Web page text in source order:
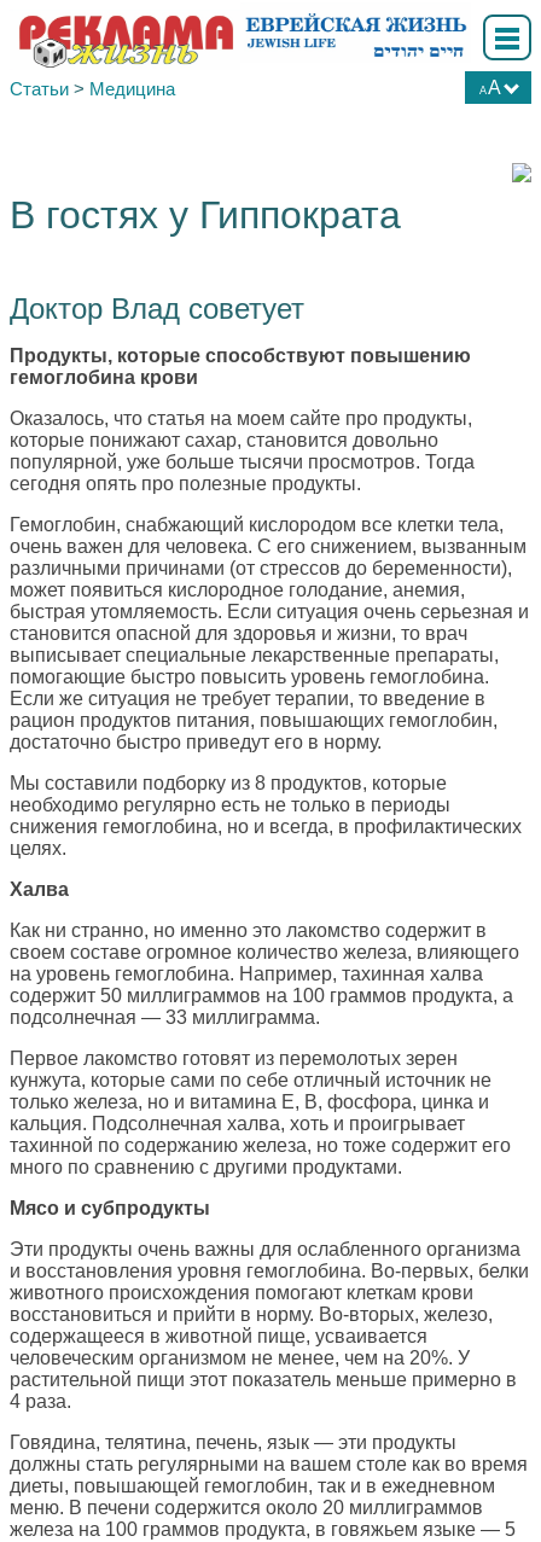
AA
Статьи > Медицина
В гостях у Гиппократа
Доктор Влад советует
Продукты, которые способствуют повышению
гемоглобина крови
Оказалось, что статья на моем сайте про продукты,
которые понижают сахар, становится довольно
популярной, уже больше тысячи просмотров. Тогда
сегодня опять про полезные продукты.
Гемоглобин, снабжающий кислородом все клетки тела,
очень важен для человека. С его снижением, вызванным
различными причинами (от стрессов до беременности),
может появиться кислородное голодание, анемия,
быстрая утомляемость. Если ситуация очень серьезная и
становится опасной для здоровья и жизни, то врач
выписывает специальные лекарственные препараты,
помогающие быстро повысить уровень гемоглобина.
Если же ситуация не требует терапии, то введение в
рацион продуктов питания, повышающих гемоглобин,
достаточно быстро приведут его в норму.
Мы составили подборку из 8 продуктов, которые
необходимо регулярно есть не только в периоды
снижения гемоглобина, но и всегда, в профилактических
целях.
Халва
Как ни странно, но именно это лакомство содержит в
своем составе огромное количество железа, влияющего
на уровень гемоглобина. Например, тахинная халва
содержит 50 миллиграммов на 100 граммов продукта, а
подсолнечная — 33 миллиграмма.
Первое лакомство готовят из перемолотых зерен
кунжута, которые сами по себе отличный источник не
только железа, но и витамина Е, В, фосфора, цинка и
кальция. Подсолнечная халва, хоть и проигрывает
тахинной по содержанию железа, но тоже содержит его
много по сравнению с другими продуктами.
Мясо и субпродукты
Эти продукты очень важны для ослабленного организма
и восстановления уровня гемоглобина. Во-первых, белки
животного происхождения помогают клеткам крови
восстановиться и прийти в норму. Во-вторых, железо,
содержащееся в животной пище, усваивается
человеческим организмом не менее, чем на 20%. У
растительной пищи этот показатель меньше примерно в
4 раза.
Говядина, телятина, печень, язык — эти продукты
должны стать регулярными на вашем столе как во время
диеты, повышающей гемоглобин, так и в ежедневном
меню. В печени содержится около 20 миллиграммов
железа на 100 граммов продукта, в говяжьем языке — 5